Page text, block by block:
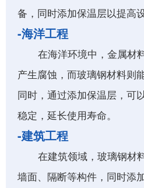
备，同时添加保温层以提高
-海洋工程
在海洋环境中，金属材
产生腐蚀，而玻璃钢材料则
同时，通过添加保温层，可
稳定，延长使用寿命。
-建筑工程
在建筑领域，玻璃钢材料
墙面、隔断等构件，同时添